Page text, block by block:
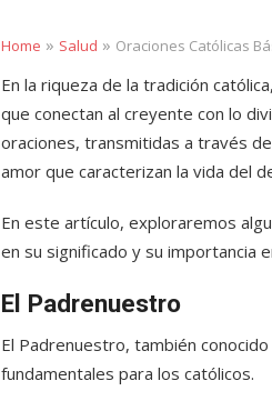
Home » Salud » Oraciones Católicas
En la riqueza de la tradición
que conectan al creyente con lo
oraciones, transmitidas a través
amor que caracterizan la vida del
En este artículo, exploraremos
en su significado y su importancia
El Padrenuestro
El Padrenuestro, también
fundamentales para los católicos.